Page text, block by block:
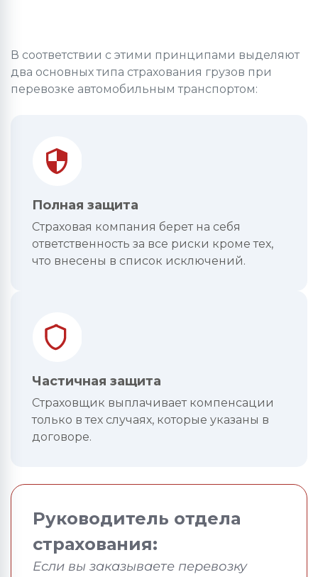
В соответствии с этими принципами выделяют
два основных типа страхования грузов при
перевозке автомобильным транспортом:
Полная защита
Страховая компания берет на себя
ответственность за все риски кроме тех,
что внесены в список исключений.
Частичная защита
Страховщик выплачивает компенсации
только в тех случаях, которые указаны в
договоре.
Руководитель отдела
страхования:
Если вы заказываете перевозку